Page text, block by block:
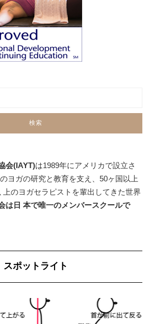
会(IAYT)は1989年にアメリカで設立さ
ヨガの研究と教育を支え、50ヶ国以上
上のヨガセラピストを輩出してきた世界
は日 本で唯一のメンバースクールで
スポットライト